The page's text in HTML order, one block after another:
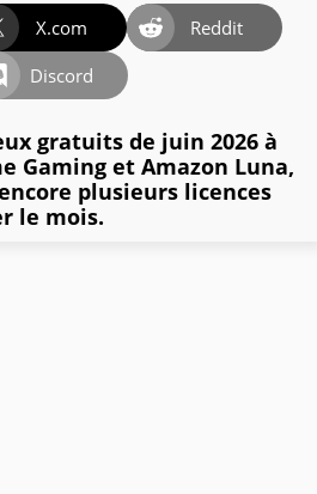
X.com
Reddit
Discord
gratuits de juin 2026 à
Gaming et Amazon Luna,
plusieurs licences
le mois.